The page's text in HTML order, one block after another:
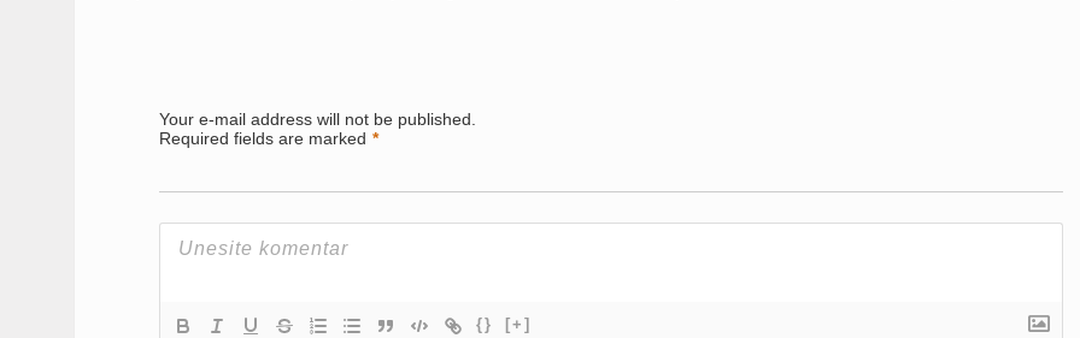
Your e-mail address will not be published.
Required fields are marked *
{} [+]